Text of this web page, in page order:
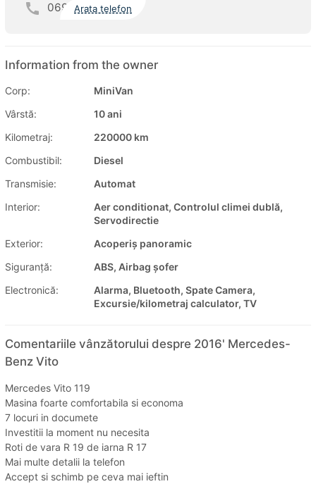
069 Arata telefon
Information from the owner
Corp:
MiniVan
Vârstă:
10 ani
Kilometraj:
220000 km
Combustibil:
Diesel
Transmisie:
Automat
Interior:
Aer conditionat, Controlul climei dublă,
Servodirectie
Exterior:
Acoperiș panoramic
Siguranţă:
ABS, Airbag șofer
Electronică:
Alarma, Bluetooth, Spate Camera,
Excursie/kilometraj calculator, TV
Comentariile vânzătorului despre 2016' Mercedes-
Benz Vito
Mercedes Vito 119
Masina foarte comfortabila si economa
7 locuri in documete
Investitii la moment nu necesita
Roti de vara R 19 de iarna R 17
Mai multe detalii la telefon
Accept si schimb pe ceva mai ieftin